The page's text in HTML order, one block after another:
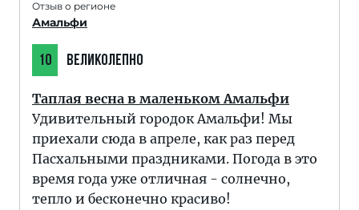
Отзыв о регионе
Амальфи
10 ВЕЛИКОЛЕПНО
Таплая весна в маленьком Амальфи
Удивительный городок Амальфи! Мы
приехали сюда в апреле, как раз перед
Пасхальными праздниками. Погода в это
время года уже отличная - солнечно,
тепло и бесконечно красиво!